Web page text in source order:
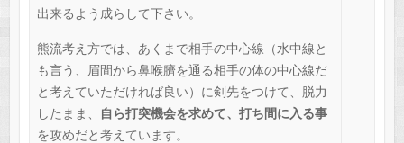
出来るよう成らして下さい。
熊流考え方では、あくまで相手の中心線（水中線と
も言う、眉間から鼻喉臍を通る相手の体の中心線だ
と考えていただければ良い）に剣先をつけて、脱力
したまま、
自ら打突機会を求めて、打ち間に入る事
を攻めだと考えています。